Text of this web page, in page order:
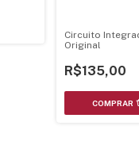
Circuito
Original
R$135,00